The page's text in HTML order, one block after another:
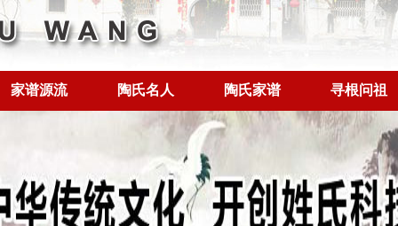
家谱源流 陶氏名人 陶氏家谱 寻根问祖